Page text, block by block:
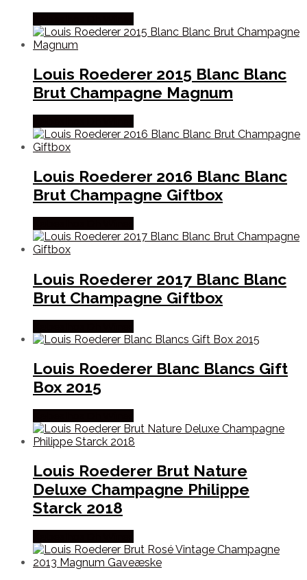
Louis Roederer 2015 Blanc Blanc
Brut Champagne Magnum
Louis Roederer 2016 Blanc Blanc
Brut Champagne Giftbox
Louis Roederer 2017 Blanc Blanc
Brut Champagne Giftbox
Louis Roederer Blanc Blancs Gift
Box 2015
Louis Roederer Brut Nature
Deluxe Champagne Philippe
Starck 2018